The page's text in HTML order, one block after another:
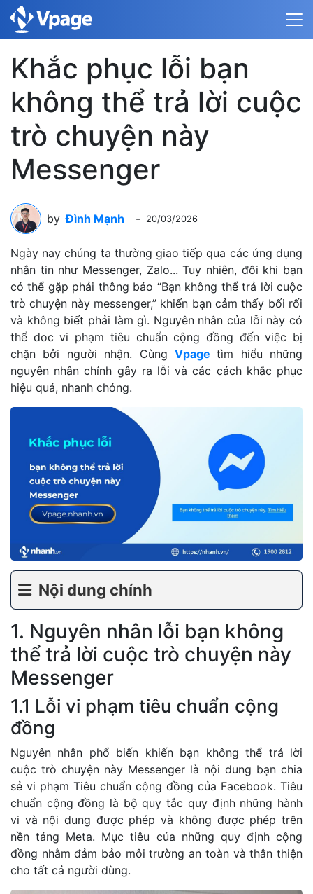
Khắc phục lỗi bạn
không thể trả lời cuộc
trò chuyện này
Messenger
by Đình Mạnh - 20/03/2026
Ngày nay chúng ta thường giao tiếp qua các ứng dụng
nhắn tin như Messenger, Zalo... Tuy nhiên, đôi khi bạn
có thể gặp phải thông báo “Bạn không thể trả lời cuộc
trò chuyện này messenger,” khiến bạn cảm thấy bối rối
và không biết phải làm gì. Nguyên nhân của lỗi này có
thể doc vi phạm tiêu chuẩn cộng đồng đến việc bị
chặn bởi người nhận. Cùng Vpagetìm hiểu những
nguyên nhân chính gây ra lỗi và các cách khắc phục
hiệu quả, nhanh chóng.
Nội dung chính
1. Nguyên nhân lỗi bạn không
thể trả lời cuộc trò chuyện này
Messenger
1.1 Lỗi vi phạm tiêu chuẩn cộng
đồng
Nguyên nhân phổ biến khiến bạn không thể trả lời
cuộc trò chuyện này Messenger là nội dung bạn chia
sẻ vi phạm Tiêu chuẩn cộng đồng của Facebook. Tiêu
chuẩn cộng đồng là bộ quy tắc quy định những hành
vi và nội dung được phép và không được phép trên
nền tảng Meta. Mục tiêu của những quy định cộng
đồng nhằm đảm bảo môi trường an toàn và thân thiện
cho tất cả người dùng.